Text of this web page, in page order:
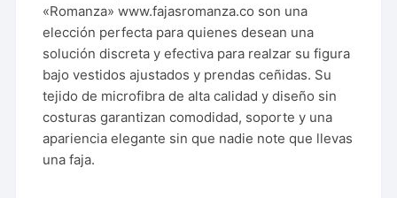
«Romanza»www.fajasromanza.co son una
elección perfecta para quienes desean una
solución discreta y efectiva para realzar su figura
bajo vestidos ajustados y prendas ceñidas. Su
tejido de microfibra de alta calidad y diseño sin
costuras garantizan comodidad, soporte y una
apariencia elegante sin que nadie note que llevas
una faja.